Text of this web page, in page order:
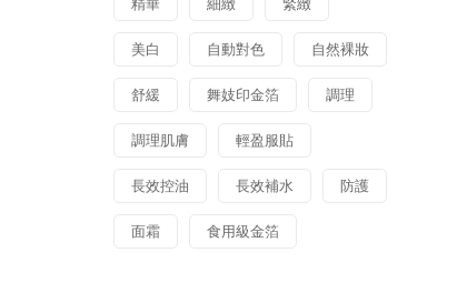
精華 細緻 緊緻
美白 自動對色 自然裸妝
舒緩 舞妓印金箔 調理
調理肌膚 輕盈服貼
長效控油 長效補水 防護
面霜 食用級金箔